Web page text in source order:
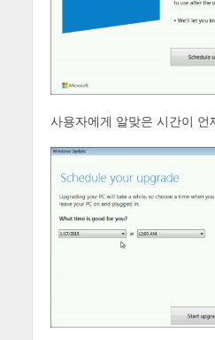
사용자에게 알맞은 시간이 언